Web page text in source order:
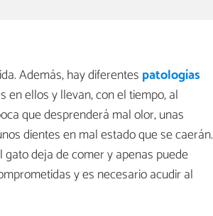
Además, hay diferentes patologías
en ellos y llevan, con el tiempo, al
que desprenderá mal olor, unas
dientes en mal estado que se caerán.
gato deja de comer y apenas puede
y es necesario acudir al